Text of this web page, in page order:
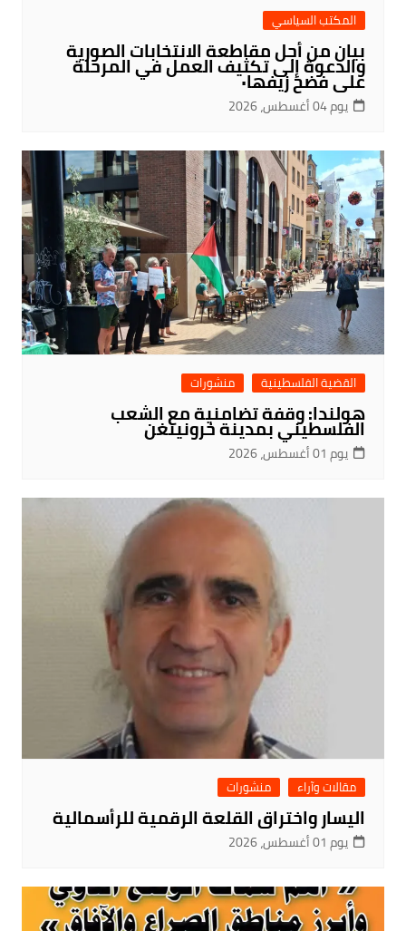
المكتب السياسي
بيان من أجل مقاطعة الانتخابات الصورية
والدعوة إلى تكثيف العمل في المرحلة
على فضح زيفها٠
يوم 04 أغسطس، 2026
القضية الفلسطينية منشورات
هولندا: وقفة تضامنية مع الشعب
الفلسطيني بمدينة خرونينغن
يوم 01 أغسطس، 2026
مقالات وآراء منشورات
اليسار واختراق القلعة الرقمية للرأسمالية
يوم 01 أغسطس، 2026